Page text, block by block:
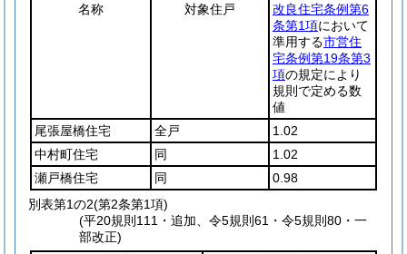
名称
対象住戸
改良住宅条例第6
条第1項において
準用する市営住
宅条例第19条第3
項の規定により
規則で定める数
値
尾張屋橋住宅
全戸
1.02
中村町住宅
同
1.02
瀬戸橋住宅
同
0.98
別表第1の2(第2条第1項)
(平20規則111・追加、令5規則61・令5規則80・一
部改正)